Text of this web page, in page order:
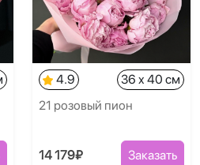
4.9
36 x 40 см
21 розовый пион
14 179₽ Заказать